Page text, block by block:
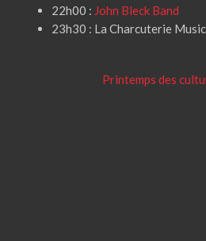
22h00 : John Bleck Band
23h30 : La Charcuterie
Printemps des